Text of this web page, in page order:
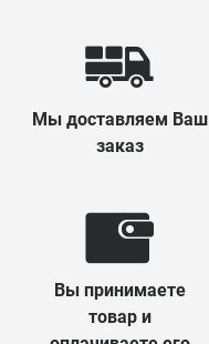
Мы доставляем Ваш
заказ
Вы принимаете
товар и